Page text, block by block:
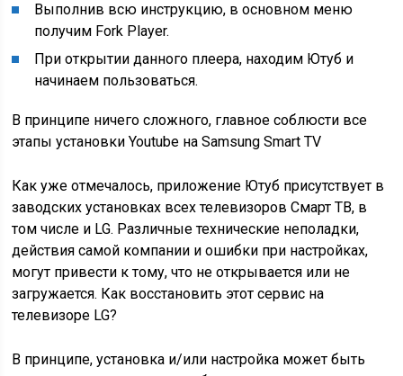
Выполнив всю инструкцию, в основном меню
получим Fork Player.
При открытии данного плеера, находим Ютуб и
начинаем пользоваться.
В принципе ничего сложного, главное соблюсти все
этапы установки Youtube на Samsung Smart TV
Как уже отмечалось, приложение Ютуб присутствует в
заводских установках всех телевизоров Смарт ТВ, в
том числе и LG. Различные технические неполадки,
действия самой компании и ошибки при настройках,
могут привести к тому, что не открывается или не
загружается. Как восстановить этот сервис на
телевизоре LG?
В принципе, установка и/или настройка может быть